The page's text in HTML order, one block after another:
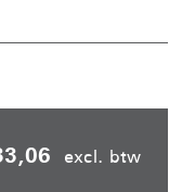
excl. btw